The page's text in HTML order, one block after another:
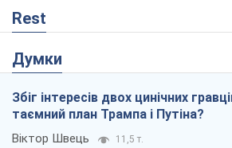
Rest
Думки
Збіг інтересів двох цинічних
таємний план Трампа і Путіна?
Віктор Швець 11,5 т.